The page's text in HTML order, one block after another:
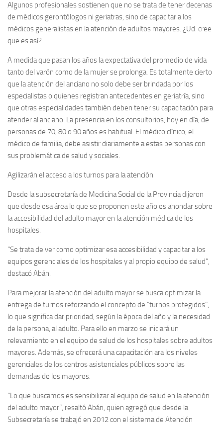
Algunos profesionales sostienen que no se trata de tener decenas
de médicos gerontólogos ni geriatras, sino de capacitar a los
médicos generalistas en la atención de adultos mayores. ¿Ud. cree
que es así?
A medida que pasan los años la expectativa del promedio de vida
tanto del varón como de la mujer se prolonga. Es totalmente cierto
que la atención del anciano no solo debe ser brindada por los
especialistas o quienes registran antecedentes en geriatría, sino
que otras especialidades también deben tener su capacitación para
atender al anciano. La presencia en los consultorios, hoy en día, de
personas de 70, 80 o 90 años es habitual. El médico clínico, el
médico de familia, debe asistir diariamente a estas personas con
sus problemática de salud y sociales.
Agilizarán el acceso a los turnos para la atención
Desde la subsecretaría de Medicina Social de la Provincia dijeron
que desde esa área lo que se proponen este año es ahondar sobre
la accesibilidad del adulto mayor en la atención médica de los
hospitales.
“Se trata de ver como optimizar esa accesibilidad y capacitar a los
equipos gerenciales de los hospitales y al propio equipo de salud”,
destacó Abán.
Para mejorar la atención del adulto mayor se busca optimizar la
entrega de turnos reforzando el concepto de “turnos protegidos”,
lo que significa dar prioridad, según la época del año y la necesidad
de la persona, al adulto. Para ello en marzo se iniciará un
relevamiento en el equipo de salud de los hospitales sobre adultos
mayores. Además, se ofrecerá una capacitación ara los niveles
gerenciales de los centros asistenciales públicos sobre las
demandas de los mayores.
“Lo que buscamos es sensibilizar al equipo de salud en la atención
del adulto mayor”, resaltó Abán, quien agregó que desde la
Subsecretaría se trabajó en 2012 con el sistema de Atención